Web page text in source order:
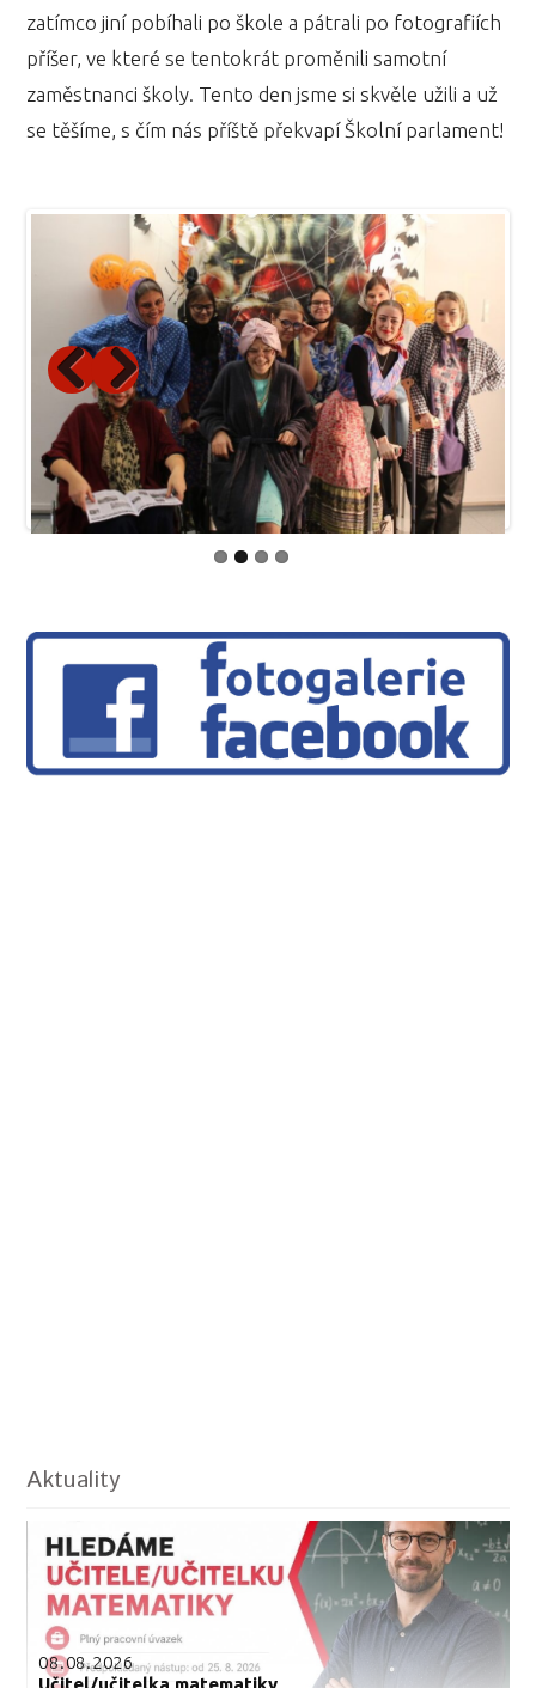
zatímco jiní pobíhali po škole a pátrali po fotografiích
příšer, ve které se tentokrát proměnili samotní
zaměstnanci školy. Tento den jsme si skvěle užili a už
se těšíme, s čím nás příště překvapí Školní parlament!
PreviousNext
Aktuality
08.08.2026